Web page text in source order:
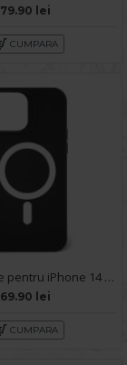
79.90 lei
CUMPARA
Husa spate pentru iPhone 14 Pro Max - YOTOO Case Negru
69.90 lei
CUMPARA